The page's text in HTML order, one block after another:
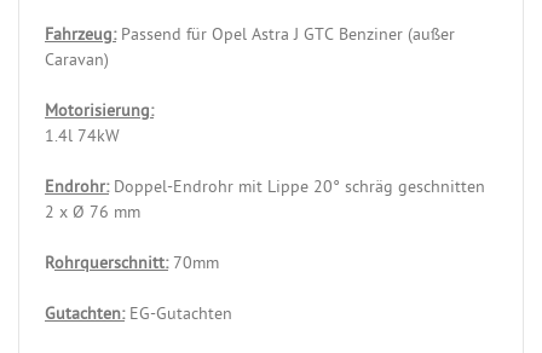
Fahrzeug:Passend für Opel Astra J GTC Benziner (außer
Caravan)
Motorisierung:
1.4l 74kW
Endrohr:Doppel-Endrohr mit Lippe 20° schräg geschnitten
2 x Ø 76 mm
Rohrquerschnitt:70mm
Gutachten:EG-Gutachten